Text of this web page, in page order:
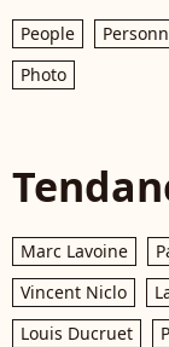
People
Photo
Marc Lavoine
Vincent Niclo
Louis Ducruet